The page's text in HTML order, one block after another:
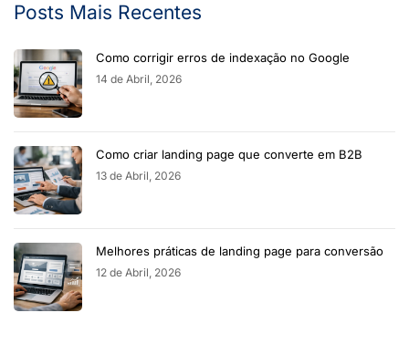
Posts Mais Recentes
Como corrigir erros de indexação no Google
14 de Abril, 2026
Como criar landing page que converte em B2B
13 de Abril, 2026
Melhores práticas de landing page para conversão
12 de Abril, 2026